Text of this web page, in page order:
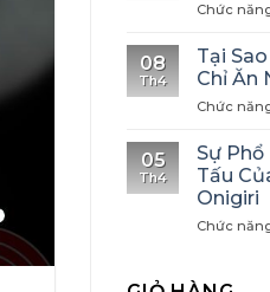
Chức
08
Th4
Tại
Chỉ Ăn
Chức
05
Th4
Sự Phổ
Tấu
Onigiri
Chức